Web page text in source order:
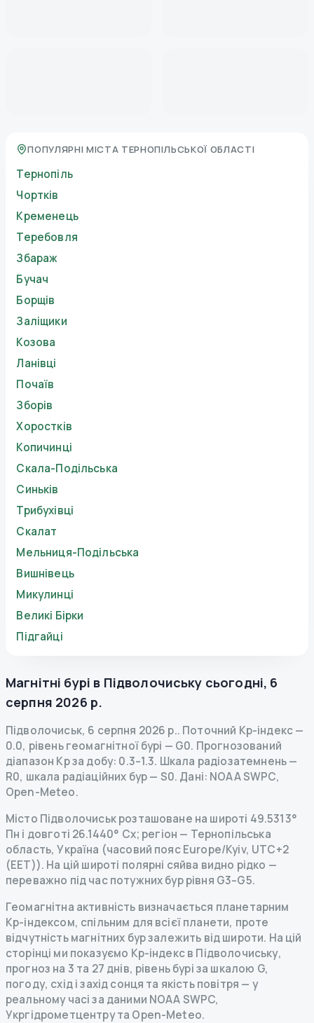
ПОПУЛЯРНІ МІСТА ТЕРНОПІЛЬСЬКОЇ ОБЛАСТІ
Тернопіль
Чортків
Кременець
Теребовля
Збараж
Бучач
Борщів
Заліщики
Козова
Ланівці
Почаїв
Зборів
Хоростків
Копичинці
Скала-Подільська
Синьків
Трибухівці
Скалат
Мельниця-Подільська
Вишнівець
Микулинці
Великі Бірки
Підгайці
Магнітні бурі в Підволочиську сьогодні, 6
серпня 2026 р.
Підволочиськ, 6 серпня 2026 р.. Поточний Kp-індекс—
0.0, рівень геомагнітної бурі — G0. Прогнозований
діапазон Kp за добу: 0.3–1.3. Шкала радіозатемнень—
R0, шкала радіаційних бур— S0. Дані: NOAA SWPC,
Open-Meteo.
Місто Підволочиськ розташоване на широті 49.5313°
Пн і довготі 26.1440° Сх; регіон — Тернопільська
область, Україна (часовий пояс Europe/Kyiv, UTC+2
(EET)). На цій широті полярні сяйва видно рідко —
переважно під час потужних бур рівня G3–G5.
Геомагнітна активність визначається планетарним
Kp-індексом, спільним для всієї планети, проте
відчутність магнітних бур залежить від широти. На цій
сторінці ми показуємо Kp-індекс в Підволочиську,
прогноз на 3 та 27 днів, рівень бурі за шкалою G,
погоду, схід і захід сонця та якість повітря — у
реальному часі за даними NOAA SWPC,
Укргідрометцентру та Open-Meteo.